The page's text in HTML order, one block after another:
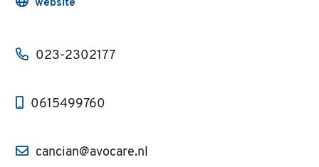
website
023-2302177
0615499760
cancian@avocare.nl